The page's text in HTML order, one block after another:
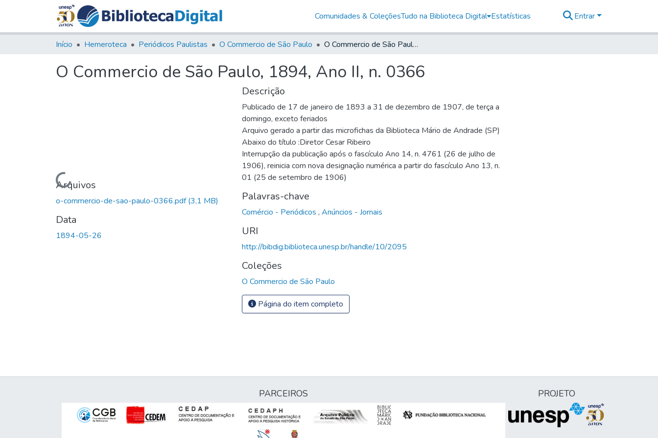
Comunidades & ColeçõesTudo na Biblioteca Digital Estatísticas Entrar
Início Hemeroteca Periódicos Paulistas O Commercio de São Paulo O Commercio de São Paulo, 1894, Ano II, n. 0366
O Commercio de São Paulo, 1894, Ano II, n. 0366
Carregando...
Arquivos
o-commercio-de-sao-paulo-0366.pdf(3,1 MB)
Data
1894-05-26
Descrição
Publicado de 17 de janeiro de 1893 a 31 de dezembro de 1907, de terça a
domingo, exceto feriados
Arquivo gerado a partir das microfichas da Biblioteca Mário de Andrade (SP)
Abaixo do título :Diretor Cesar Ribeiro
Interrupção da publicação após o fascículo Ano 14, n. 4761 (26 de julho de
1906), reinicia com nova designação numérica a partir do fascículo Ano 13, n.
01 (25 de setembro de 1906)
Palavras-chave
Comércio - Periódicos , Anúncios - Jornais
URI
http://bibdig.biblioteca.unesp.br/handle/10/2095
Coleções
O Commercio de São Paulo
Página do item completo
PARCEIROS PROJETO